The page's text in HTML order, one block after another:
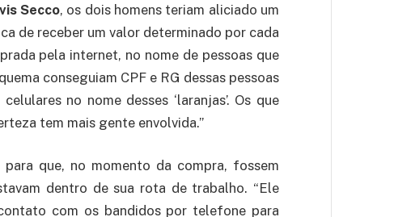
Secco, os dois homens teriam aliciado um
de receber um valor determinado por cada
pela internet, no nome de pessoas que
conseguiam CPF e RG dessas pessoas
no nome desses ‘laranjas’. Os que
tem mais gente envolvida.”
que, no momento da compra, fossem
dentro de sua rota de trabalho. “Ele
com os bandidos por telefone para